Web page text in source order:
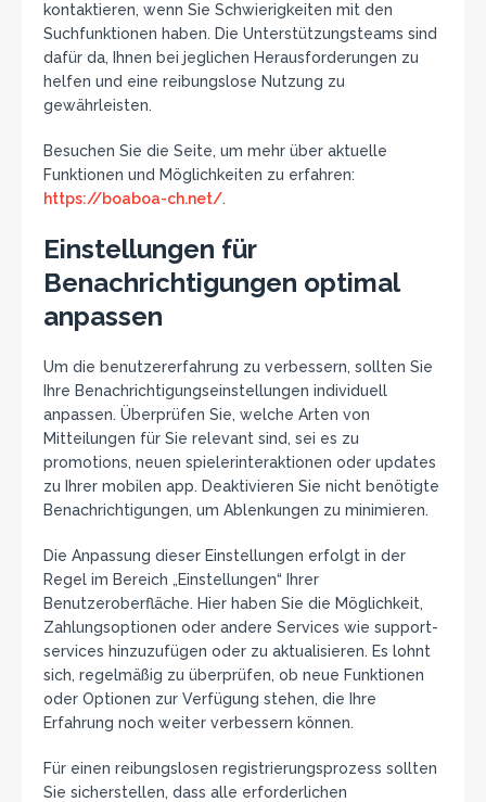
kontaktieren, wenn Sie Schwierigkeiten mit den
Suchfunktionen haben. Die Unterstützungsteams sind
dafür da, Ihnen bei jeglichen Herausforderungen zu
helfen und eine reibungslose Nutzung zu
gewährleisten.
Besuchen Sie die Seite, um mehr über aktuelle
Funktionen und Möglichkeiten zu erfahren:
https://boaboa-ch.net/.
Einstellungen für
Benachrichtigungen optimal
anpassen
Um die benutzererfahrung zu verbessern, sollten Sie
Ihre Benachrichtigungseinstellungen individuell
anpassen. Überprüfen Sie, welche Arten von
Mitteilungen für Sie relevant sind, sei es zu
promotions, neuen spielerinteraktionen oder updates
zu Ihrer mobilen app. Deaktivieren Sie nicht benötigte
Benachrichtigungen, um Ablenkungen zu minimieren.
Die Anpassung dieser Einstellungen erfolgt in der
Regel im Bereich „Einstellungen“ Ihrer
Benutzeroberfläche. Hier haben Sie die Möglichkeit,
Zahlungsoptionen oder andere Services wie support-
services hinzuzufügen oder zu aktualisieren. Es lohnt
sich, regelmäßig zu überprüfen, ob neue Funktionen
oder Optionen zur Verfügung stehen, die Ihre
Erfahrung noch weiter verbessern können.
Für einen reibungslosen registrierungsprozess sollten
Sie sicherstellen, dass alle erforderlichen